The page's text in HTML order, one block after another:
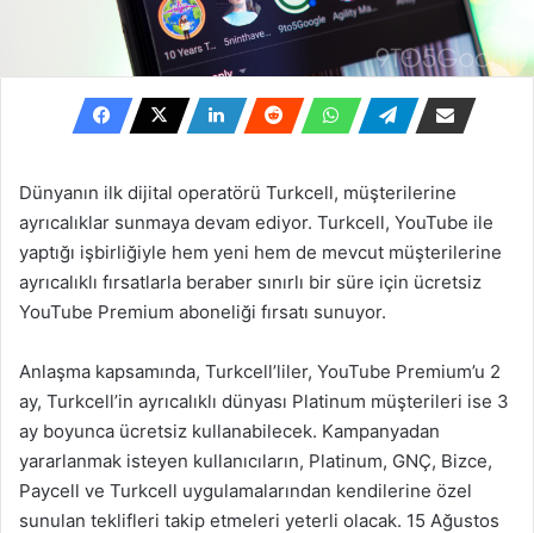
Dünyanın ilk dijital operatörü Turkcell, müşterilerine
ayrıcalıklar sunmaya devam ediyor. Turkcell, YouTube ile
yaptığı işbirliğiyle hem yeni hem de mevcut müşterilerine
ayrıcalıklı fırsatlarla beraber sınırlı bir süre için ücretsiz
YouTube Premium aboneliği fırsatı sunuyor.
Anlaşma kapsamında, Turkcell’liler, YouTube Premium’u 2
ay, Turkcell’in ayrıcalıklı dünyası Platinum müşterileri ise 3
ay boyunca ücretsiz kullanabilecek. Kampanyadan
yararlanmak isteyen kullanıcıların, Platinum, GNÇ, Bizce,
Paycell ve Turkcell uygulamalarından kendilerine özel
sunulan teklifleri takip etmeleri yeterli olacak. 15 Ağustos